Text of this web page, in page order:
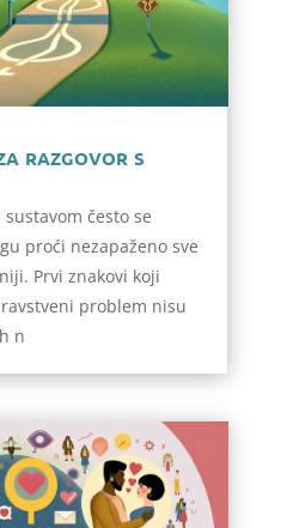
razgovor s
često se
proći nezapaženo sve
Prvi znakovi koji
problem nisu
n